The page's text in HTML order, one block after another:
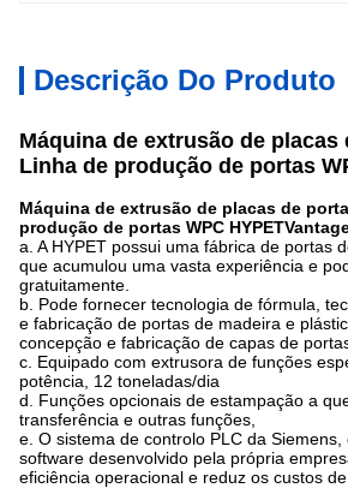
Descrição Do Produto
Máquina de extrusão de placas
Linha de produção de portas
Máquina de extrusão de placas de
produção de portas WPC HYPET
a. A HYPET possui uma fábrica de portas
que acumulou uma vasta experiência e
gratuitamente.
b. Pode fornecer tecnologia de fórmula,
e fabricação de portas de madeira e
concepção e fabricação de capas de
c. Equipado com extrusora de funções
potência, 12 toneladas/dia
d. Funções opcionais de estampação a
transferência e outras funções,
e. O sistema de controlo PLC da
software desenvolvido pela própria
eficiência operacional e reduz os custos